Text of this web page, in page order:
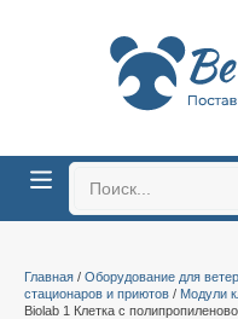
Главная / Оборудование для
стационаров и приютов / Модули
Biolab 1 Клетка с